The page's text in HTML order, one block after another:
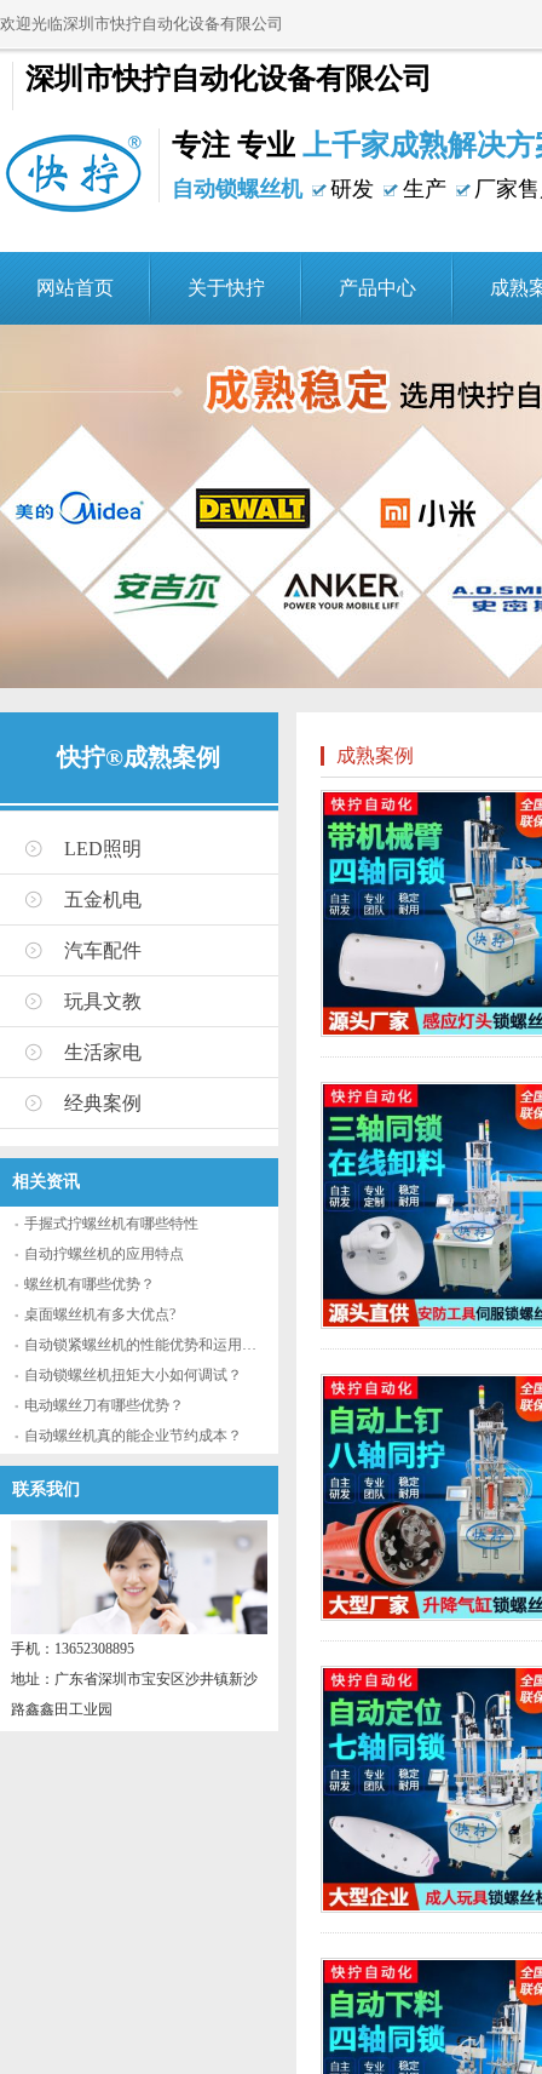
欢迎光临深圳市快拧自动化设备有限公司
深圳市快拧自动化设备有限公司
专注 专业 上千家成熟解决方
自动锁螺丝机 研发 生产 厂家
网站首页 关于快拧 产品中心 成熟
快拧®成熟案例
LED照明
五金机电
汽车配件
玩具文教
生活家电
经典案例
相关资讯
手握式拧螺丝机有哪些特性
自动拧螺丝机的应用特点
螺丝机有哪些优势？
桌面螺丝机有多大优点?
自动锁紧螺丝机的性能优势和运用流程
自动锁螺丝机扭矩大小如何调试？
电动螺丝刀有哪些优势？
自动螺丝机真的能企业节约成本？
联系我们
手机：13652308895
地址：广东省深圳市宝安区沙井镇新沙
路鑫鑫田工业园
成熟案例